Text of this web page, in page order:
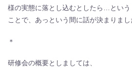
様の実態に落とし込むとしたら…という
ことで、あっという間に話が決まりまし
＊
研修会の概要としましては、